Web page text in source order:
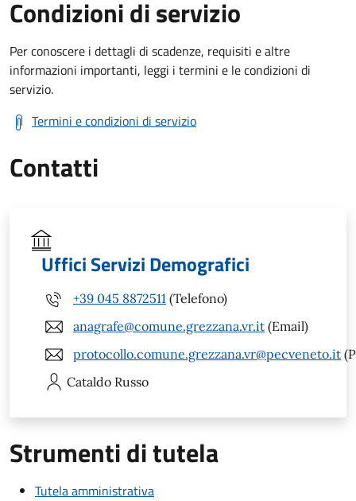
Condizioni di servizio
Per conoscere i dettagli di scadenze, requisiti e altre
informazioni importanti, leggi i termini e le condizioni di
servizio.
Termini e condizioni di servizio
Contatti
Uffici Servizi Demografici
+39 045 8872511 (Telefono)
anagrafe@comune.grezzana.vr.it (Email)
protocollo.comune.grezzana.vr@pecveneto.it
Cataldo Russo
Strumenti di tutela
Tutela amministrativa